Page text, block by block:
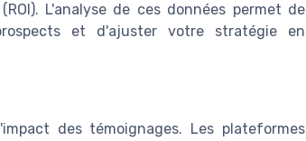
L'analyse de ces données permet de
et d'ajuster votre stratégie en
des témoignages. Les plateformes